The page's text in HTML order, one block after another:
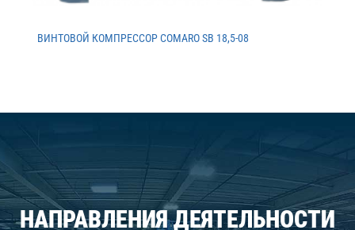
ВИНТОВОЙ КОМПРЕССОР COMARO SB 18,5-08
НАПРАВЛЕНИЯ ДЕЯТЕЛЬНОСТИ